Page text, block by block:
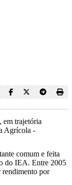
em trajetória
Agrícola -
comum e feita
do IEA. Entre 2005
rendimento por